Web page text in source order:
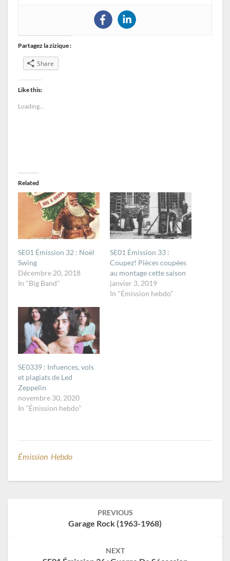
Partagez la zizique :
Share
Like this:
Loading...
Related
SE01 Émission 32 : Noël
Swing
Décembre 20, 2018
In "Big Band"
SE01 Émission 33 :
Coupez! Pièces coupées
au montage cette saison
janvier 3, 2019
In "Émission hebdo"
SE0339 : Infuences, vols
et plagiats de Led
Zeppelin
novembre 30, 2020
In "Émission hebdo"
Émission Hebdo
PREVIOUS
Garage Rock (1963-1968)
NEXT